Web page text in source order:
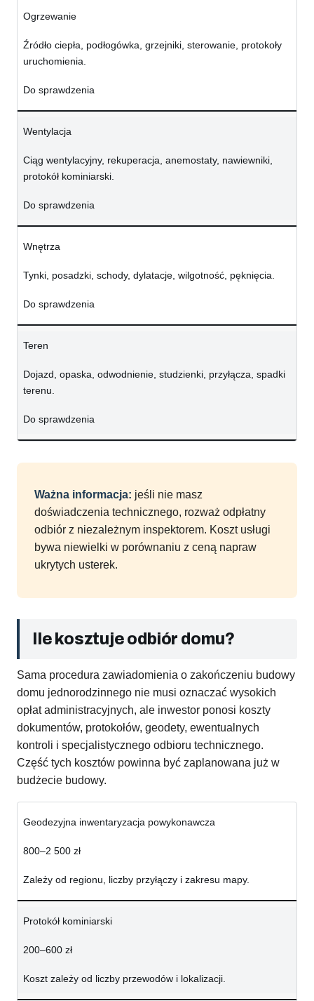
Ogrzewanie
Źródło ciepła, podłogówka, grzejniki, sterowanie, protokoły
uruchomienia.
Do sprawdzenia
Wentylacja
Ciąg wentylacyjny, rekuperacja, anemostaty, nawiewniki,
protokół kominiarski.
Do sprawdzenia
Wnętrza
Tynki, posadzki, schody, dylatacje, wilgotność, pęknięcia.
Do sprawdzenia
Teren
Dojazd, opaska, odwodnienie, studzienki, przyłącza, spadki
terenu.
Do sprawdzenia
Ważna informacja: jeśli nie masz
doświadczenia technicznego, rozważ odpłatny
odbiór z niezależnym inspektorem. Koszt usługi
bywa niewielki w porównaniu z ceną napraw
ukrytych usterek.
Ile kosztuje odbiór domu?
Sama procedura zawiadomienia o zakończeniu budowy
domu jednorodzinnego nie musi oznaczać wysokich
opłat administracyjnych, ale inwestor ponosi koszty
dokumentów, protokołów, geodety, ewentualnych
kontroli i specjalistycznego odbioru technicznego.
Część tych kosztów powinna być zaplanowana już w
budżecie budowy.
Geodezyjna inwentaryzacja powykonawcza
800–2 500 zł
Zależy od regionu, liczby przyłączy i zakresu mapy.
Protokół kominiarski
200–600 zł
Koszt zależy od liczby przewodów i lokalizacji.